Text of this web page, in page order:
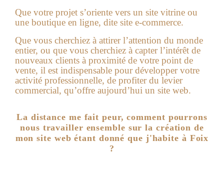
Que votre projet s’oriente vers un site vitrine ou
une boutique en ligne, dite site e-commerce.
Que vous cherchiez à attirer l’attention du monde
entier, ou que vous cherchiez à capter l’intérêt de
nouveaux clients à proximité de votre point de
vente, il est indispensable pour développer votre
activité professionnelle, de profiter du levier
commercial, qu’offre aujourd’hui un site web.
La distance me fait peur, comment pourrons
nous travailler ensemble sur la création de
mon site web étant donné que j'habite à Foix
?